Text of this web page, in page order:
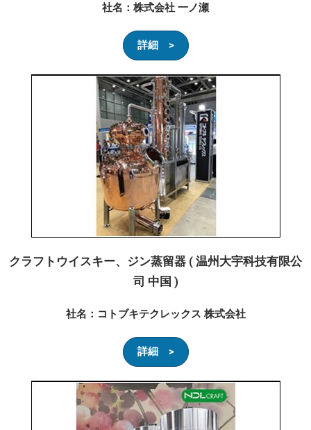
社名：株式会社 一ノ瀬
詳細 >
クラフトウイスキー、ジン蒸留器 ( 温州大宇科技有限公
司 中国 )
社名：コトブキテクレックス 株式会社
詳細 >